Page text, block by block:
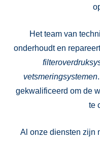
Het team van
onderhoudt en
vetsmeringsystemen
gekwalificeerd om de
te
Al onze diensten zijn